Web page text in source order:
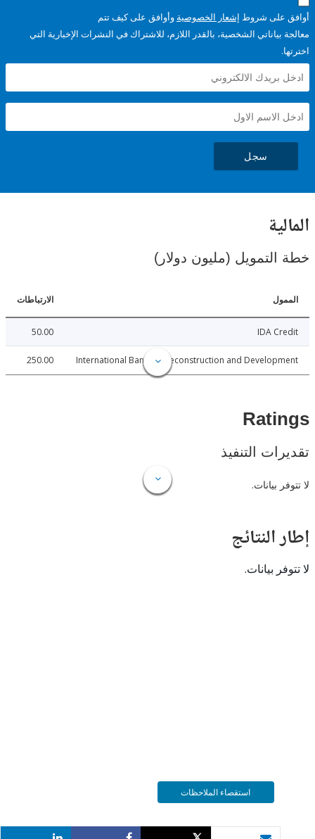
شروطإشعار الخصوصيةوأوافق على كيف تتم
الشخصية، بالقدر اللازم، للاشتراك في النشرات الإخبارية التي
(مليون دولار)
الارتباطات
IDA
International Bank for Reconstruction and
250.00
التنفيذ
بيانات.
بيانات.
استقصاء الملاحظات